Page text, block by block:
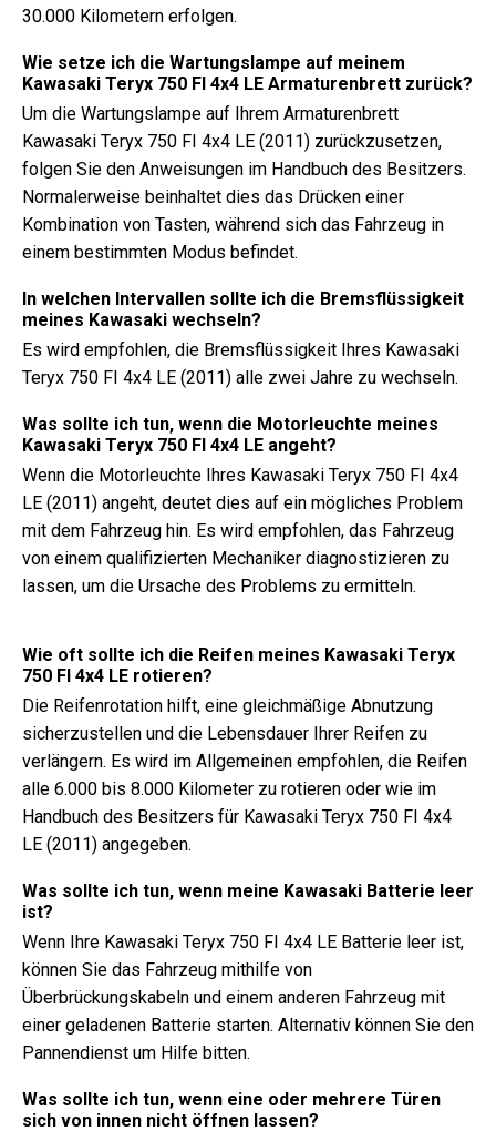
30.000 Kilometern erfolgen.
Wie setze ich die Wartungslampe auf meinem
Kawasaki Teryx 750 FI 4x4 LE Armaturenbrett zurück?
Um die Wartungslampe auf Ihrem Armaturenbrett
Kawasaki Teryx 750 FI 4x4 LE (2011) zurückzusetzen,
folgen Sie den Anweisungen im Handbuch des Besitzers.
Normalerweise beinhaltet dies das Drücken einer
Kombination von Tasten, während sich das Fahrzeug in
einem bestimmten Modus befindet.
In welchen Intervallen sollte ich die Bremsflüssigkeit
meines Kawasaki wechseln?
Es wird empfohlen, die Bremsflüssigkeit Ihres Kawasaki
Teryx 750 FI 4x4 LE (2011) alle zwei Jahre zu wechseln.
Was sollte ich tun, wenn die Motorleuchte meines
Kawasaki Teryx 750 FI 4x4 LE angeht?
Wenn die Motorleuchte Ihres Kawasaki Teryx 750 FI 4x4
LE (2011) angeht, deutet dies auf ein mögliches Problem
mit dem Fahrzeug hin. Es wird empfohlen, das Fahrzeug
von einem qualifizierten Mechaniker diagnostizieren zu
lassen, um die Ursache des Problems zu ermitteln.
Wie oft sollte ich die Reifen meines Kawasaki Teryx
750 FI 4x4 LE rotieren?
Die Reifenrotation hilft, eine gleichmäßige Abnutzung
sicherzustellen und die Lebensdauer Ihrer Reifen zu
verlängern. Es wird im Allgemeinen empfohlen, die Reifen
alle 6.000 bis 8.000 Kilometer zu rotieren oder wie im
Handbuch des Besitzers für Kawasaki Teryx 750 FI 4x4
LE (2011) angegeben.
Was sollte ich tun, wenn meine Kawasaki Batterie leer
ist?
Wenn Ihre Kawasaki Teryx 750 FI 4x4 LE Batterie leer ist,
können Sie das Fahrzeug mithilfe von
Überbrückungskabeln und einem anderen Fahrzeug mit
einer geladenen Batterie starten. Alternativ können Sie den
Pannendienst um Hilfe bitten.
Was sollte ich tun, wenn eine oder mehrere Türen
sich von innen nicht öffnen lassen?